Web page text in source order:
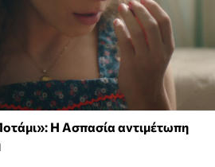
Η Ασπασία αντιμέτωπη